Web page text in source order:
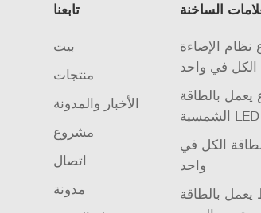
تابعنا
بيت
منتجات
الأخبار والمدونة
مشروع
اتصال
مدونة
الساخنة
الإضاءة
في واحد
بالطاقة
الكل في
واحد
بالطاقة